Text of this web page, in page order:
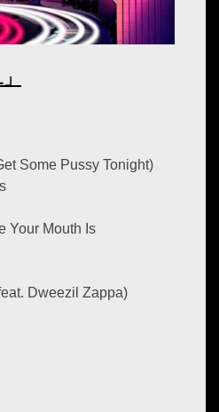
Some Pussy Tonight)
Your Mouth Is
Dweezil Zappa)